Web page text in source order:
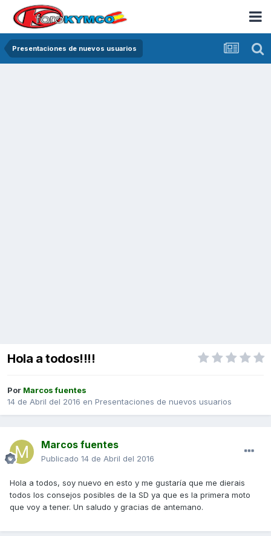
Presentaciones de nuevos usuarios
Hola a todos!!!!
Por Marcos fuentes
14 de Abril del 2016 en Presentaciones de nuevos usuarios
Marcos fuentes
Publicado 14 de Abril del 2016
Hola a todos, soy nuevo en esto y me gustaría que me dierais
todos los consejos posibles de la SD ya que es la primera moto
que voy a tener. Un saludo y gracias de antemano.